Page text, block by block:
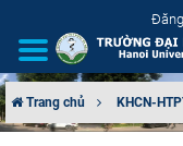
Trang chủ KHCN-